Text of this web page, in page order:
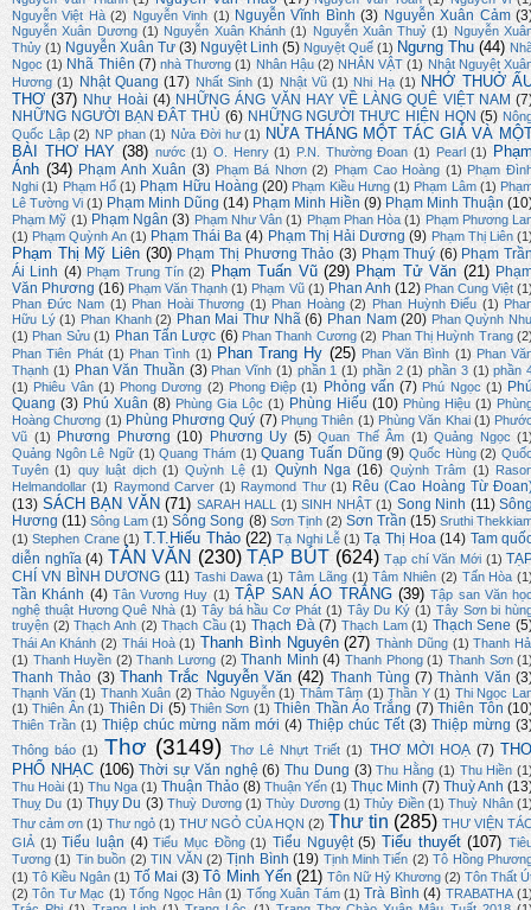
Nguyễn Việt Hà (2) Nguyễn Vinh (1) Nguyễn Vĩnh Bình (3) Nguyễn Xuân Cảm
Nguyễn Xuân Dương (1) Nguyễn Xuân Khánh (1) Nguyễn Xuân Thuỷ (1) Nguyễn
Thủy (1) Nguyễn Xuân Tư (3) Nguyệt Linh (5) Nguyệt Quế (1) Ngưng Thu (44)
Ngọc (1) Nhã Thiên (7) nhà Thương (1) Nhân Hậu (2) NHÂN VẬT (1) Nhật Nguyệt
Hương (1) Nhật Quang (17) Nhất Sinh (1) Nhật Vũ (1) Nhi Hạ (1) NHỚ THUỞ
THƠ (37) Như Hoài (4) NHỮNG ÁNG VĂN HAY VỀ LÀNG QUÊ VIỆT NAM
NHỮNG NGƯỜI BẠN ĐÂT THỦ (6) NHỮNG NGƯỜI THỰC HIỆN HQN (5)
Quốc Lập (2) NP phan (1) Nửa Đời hư (1) NỬA THÁNG MỘT TÁC GIẢ VÀ
BÀI THƠ HAY (38) nước (1) O. Henry (1) P.N. Thường Đoan (1) Pearl (1)
Ánh (34) Phạm Anh Xuân (3) Phạm Bá Nhơn (2) Phạm Cao Hoàng (1) Phạm
Nghi (1) Phạm Hổ (1) Phạm Hữu Hoàng (20) Phạm Kiều Hưng (1) Phạm Lâm (1)
Lê Tường Vi (1) Phạm Minh Dũng (14) Phạm Minh Hiền (9) Phạm Minh Thuận
Phạm Mỹ (1) Phạm Ngân (3) Phạm Như Vân (1) Phạm Phan Hòa (1) Phạm Phương
(1) Phạm Quỳnh An (1) Phạm Thái Ba (4) Phạm Thị Hải Dương (9) Phạm Thị Liên
Phạm Thị Mỹ Liên (30) Phạm Thị Phương Thảo (3) Phạm Thuý (6) Phạm
Ái Linh (4) Phạm Trung Tín (2) Phạm Tuấn Vũ (29) Phạm Tử Văn (21)
Văn Phương (16) Phạm Văn Thạnh (1) Phạm Vũ (1) Phan Anh (12) Phan Cung Việt
Phan Đức Nam (1) Phan Hoài Thương (1) Phan Hoàng (2) Phan Huỳnh Điểu (1)
Hữu Lý (1) Phan Khanh (2) Phan Mai Thư Nhã (6) Phan Nam (20) Phan Quỳnh
(1) Phan Sửu (1) Phan Tấn Lược (6) Phan Thanh Cương (2) Phan Thị Huỳnh Trang
Phan Tiên Phát (1) Phan Tình (1) Phan Trang Hy (25) Phan Văn Bình (1) Phan
Thạnh (1) Phan Văn Thuần (3) Phan Vĩnh (1) phần 1 (1) phần 2 (1) phần 3 (1) phần
(1) Phiêu Vân (1) Phong Dương (2) Phong Điệp (1) Phỏng vấn (7) Phú Ngọc (1)
Quang (3) Phú Xuân (8) Phùng Gia Lộc (1) Phùng Hiếu (10) Phùng Hiệu (1)
Hoàng Chương (1) Phùng Phương Quý (7) Phụng Thiên (1) Phùng Văn Khai (1)
Vũ (1) Phương Phương (10) Phương Uy (5) Quan Thế Âm (1) Quảng Ngọc
Quảng Ngôn Lê Ngữ (1) Quang Thám (1) Quang Tuấn Dũng (9) Quốc Hùng (2)
Tuyên (1) quy luật dịch (1) Quỳnh Lệ (1) Quỳnh Nga (16) Quỳnh Trâm (1)
Helmandollar (1) Raymond Carver (1) Raymond Thư (1) Rêu (Cao Hoàng Từ
(13) SÁCH BẠN VĂN (71) SARAH HALL (1) SINH NHẬT (1) Song Ninh (11)
Hương (11) Sông Lam (1) Sông Song (8) Sơn Tịnh (2) Sơn Trần (15) Sruthi
(1) Stephen Crane (1) T.T.Hiếu Thảo (22) Tạ Nghi Lễ (1) Tạ Thị Hoa (14) Tam
diễn nghĩa (4) TẢN VĂN (230) TẠP BÚT (624) Tạp chí Văn Mới (1)
CHÍ VN BÌNH DƯƠNG (11) Tashi Dawa (1) Tâm Lãng (1) Tâm Nhiên (2) Tấn Hòa
Tần Khánh (4) Tân Vương Huy (1) TẬP SAN ÁO TRẮNG (39) Tập san Văn
nghệ thuật Hương Quê Nhà (1) Tây bá hầu Cơ Phát (1) Tây Du Ký (1) Tây Sơn bi
truyện (2) Thạch Anh (2) Thạch Cầu (1) Thạch Đà (7) Thạch Lam (1) Thạch Sene
Thái An Khánh (2) Thái Hoà (1) Thanh Bình Nguyên (27) Thành Dũng (1) Thanh
(1) Thanh Huyền (2) Thanh Lương (2) Thanh Minh (4) Thanh Phong (1) Thanh Sơn
Thanh Thảo (3) Thanh Trắc Nguyễn Văn (42) Thanh Tùng (7) Thành Văn
Thạnh Văn (1) Thanh Xuân (2) Thảo Nguyễn (1) Thâm Tâm (1) Thần Y (1) Thi Ngọc
(1) Thiên Ân (1) Thiên Di (5) Thiên Sơn (1) Thiên Thần Áo Trắng (7) Thiên Tôn
Thiên Trần (1) Thiệp chúc mừng năm mới (4) Thiệp chúc Tết (3) Thiệp mừng
Thông báo (1) Thơ (3149) Thơ Lê Nhựt Triết (1) THƠ MỜI HOẠ (7)
PHỔ NHẠC (106) Thời sự Văn nghệ (6) Thu Dung (3) Thu Hằng (1) Thu Hiền
Thu Hoài (1) Thu Nga (1) Thuận Thảo (8) Thuận Yến (1) Thục Minh (7) Thuỳ Anh
Thuỵ Du (1) Thụy Du (3) Thuỳ Dương (1) Thùy Dương (1) Thủy Điền (1) Thuỳ Nhân
Thư cảm ơn (1) Thư ngỏ (1) THƯ NGỎ CỦA HQN (2) Thư tin (285) THƯ VIỆN
GIẢ (1) Tiểu luận (4) Tiểu Mục Đồng (1) Tiểu Nguyệt (5) Tiểu thuyết (107)
Tương (1) Tin buồn (2) TIN VĂN (2) Tịnh Bình (19) Tịnh Minh Tiến (2) Tô Hồng
(1) Tô Kiều Ngân (1) Tố Mai (3) Tô Minh Yến (21) Tôn Nữ Hỷ Khương (2) Tôn Thất
(2) Tôn Tư Mạc (1) Tống Ngọc Hân (1) Tống Xuân Tám (1) Trà Bình (4) TRABATHA